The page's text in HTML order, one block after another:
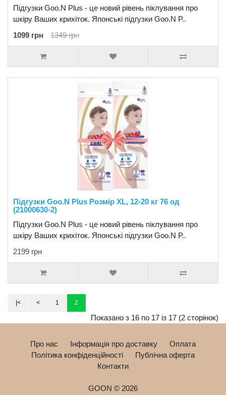
Підгузки Goo.N Plus - це новий рівень піклування про
шкіру Ваших крихіток. Японські підгузки Goo.N P..
1099 грн
1349 грн
Підгузки Goo.N Plus Розмір XL, 12-20 кг 76 од
(21000630-2)
Підгузки Goo.N Plus - це новий рівень піклування про
шкіру Ваших крихіток. Японські підгузки Goo.N P..
2199 грн
|< < 1 2
Показано з 16 по 17 із 17 (2 сторінок)
Про нас Інформація про доставку
Оплата
Політика конфіденційності
Публічна оферта
Контакти
GOON © 2026